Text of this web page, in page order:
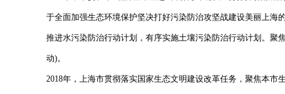
于全面加强生态环境保护坚决打好污染防治攻坚战建设美丽上海
推进水污染防治行动计划，有序实施土壤污染防治行动计划。聚
动)。
2018年，上海市贯彻落实国家生态文明建设改革任务，聚焦本